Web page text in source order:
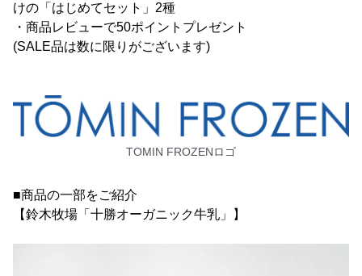
けの「はじめてセット」2種
・商品レビューで50ポイントプレゼント
(SALE品は数に限りがございます)
TOMIN FROZENロゴ
■商品の一部をご紹介
【鈴木牧場「十勝オーガニック牛乳」】